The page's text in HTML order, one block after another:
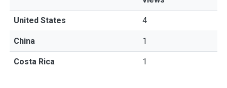
United States 4
China 1
Costa Rica 1